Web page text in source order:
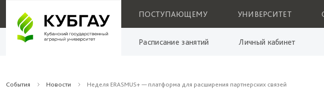
ПОСТУПАЮЩЕМУ УНИВЕРСИТЕТ
Расписание занятий Личный кабинет
События Новости Неделя ERASMUS+ — платформа для расширения партнерских связей